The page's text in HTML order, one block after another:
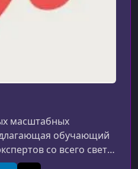
масштабных
обучающий
со всего света.
учеников и